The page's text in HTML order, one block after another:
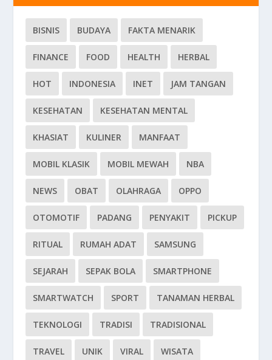
BISNIS BUDAYA FAKTA MENARIK
FINANCE FOOD HEALTH HERBAL
HOT INDONESIA INET JAM TANGAN
KESEHATAN KESEHATAN MENTAL
KHASIAT KULINER MANFAAT
MOBIL KLASIK MOBIL MEWAH NBA
NEWS OBAT OLAHRAGA OPPO
OTOMOTIF PADANG PENYAKIT PICKUP
RITUAL RUMAH ADAT SAMSUNG
SEJARAH SEPAK BOLA SMARTPHONE
SMARTWATCH SPORT TANAMAN HERBAL
TEKNOLOGI TRADISI TRADISIONAL
TRAVEL UNIK VIRAL WISATA